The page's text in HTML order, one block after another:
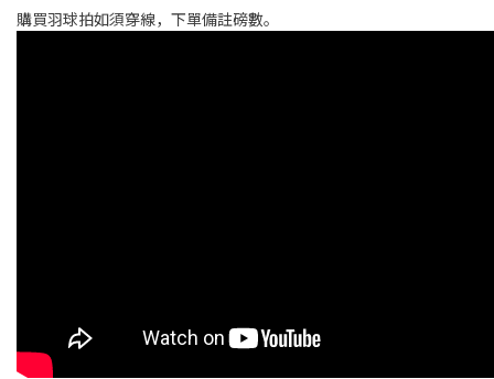
購買羽球拍如須穿線，下單備註磅數。